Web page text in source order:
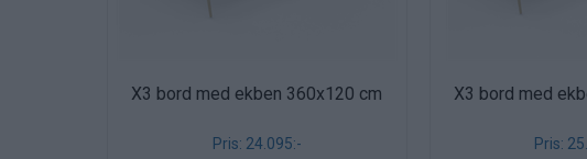
X3 bord med ekben 360x120 cm
Pris: 24.095:-
X3 bord med
Pris: